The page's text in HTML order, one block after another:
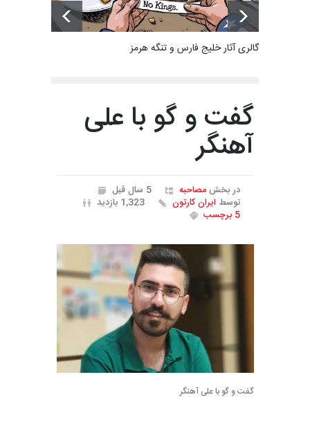
گالری آثار خلیج فارس و تنگه هرمز
گفت و گو با علی
آهنگر
در بخشمصاحبه
5 سال قبل
توسط ایران کارتون
1,323 بازدید
5 برچسب
گفت و گو با علی آهنگر